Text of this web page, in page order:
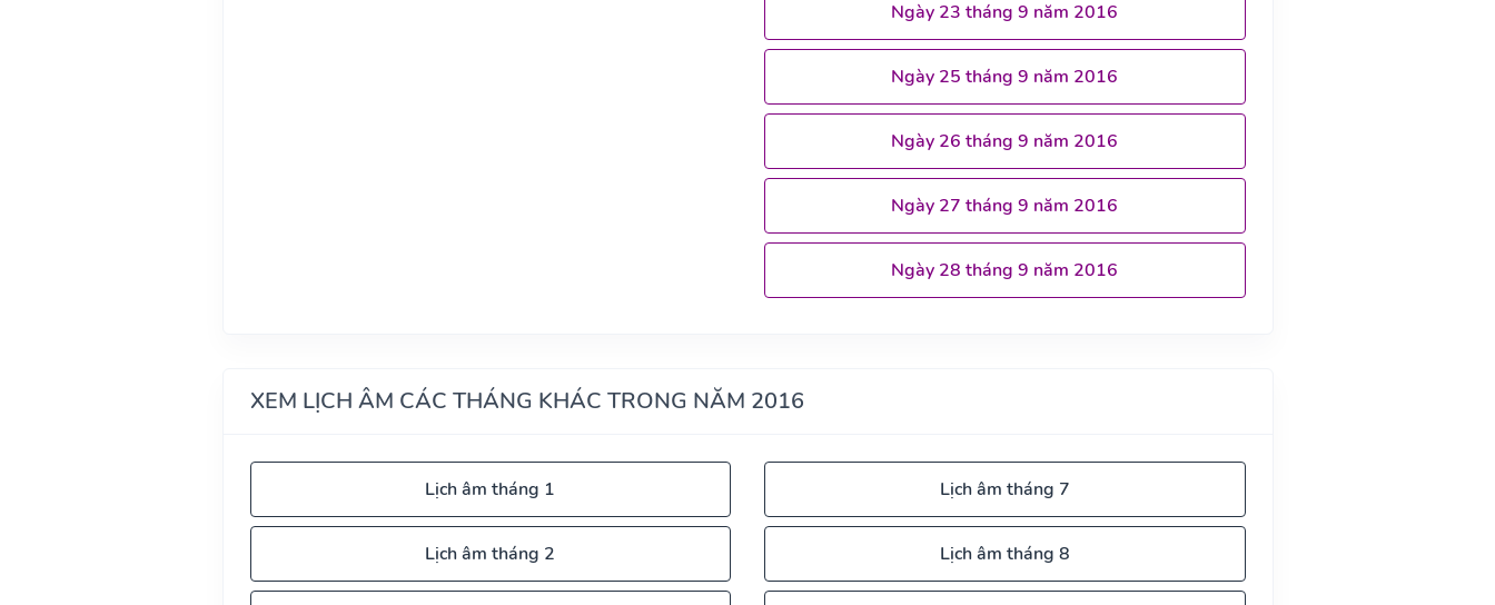
Ngày 23 tháng 9 năm 2016
Ngày 25 tháng 9 năm 2016
Ngày 26 tháng 9 năm 2016
Ngày 27 tháng 9 năm 2016
Ngày 28 tháng 9 năm 2016
XEM LỊCH ÂM CÁC THÁNG KHÁC TRONG NĂM 2016
Lịch âm tháng 1
Lịch âm tháng 2
Lịch âm tháng 7
Lịch âm tháng 8